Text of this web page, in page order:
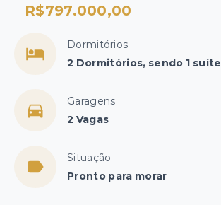
R$797.000,00
Dormitórios
2 Dormitórios, sendo 1 suíte
Garagens
2 Vagas
Situação
Pronto para morar